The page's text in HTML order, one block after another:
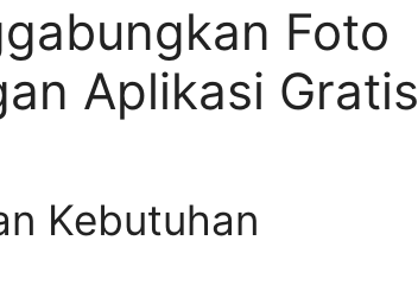
Foto
Aplikasi Gratis
Kebutuhan